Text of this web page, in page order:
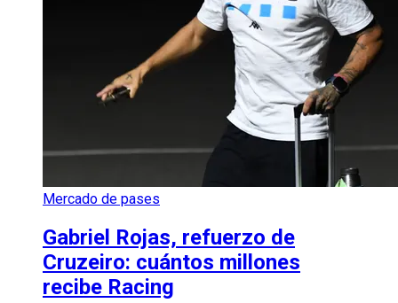
Mercado de pases
Gabriel Rojas, refuerzo de
Cruzeiro: cuántos millones
recibe Racing